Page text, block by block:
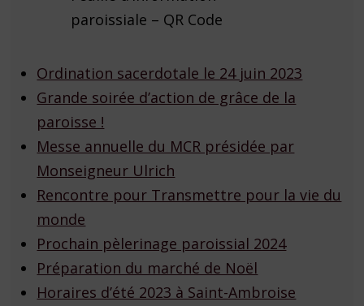
paroissiale – QR Code
Ordination sacerdotale le 24 juin 2023
Grande soirée d’action de grâce de la
paroisse !
Messe annuelle du MCR présidée par
Monseigneur Ulrich
Rencontre pour Transmettre pour la vie du
monde
Prochain pèlerinage paroissial 2024
Préparation du marché de Noël
Horaires d’été 2023 à Saint-Ambroise